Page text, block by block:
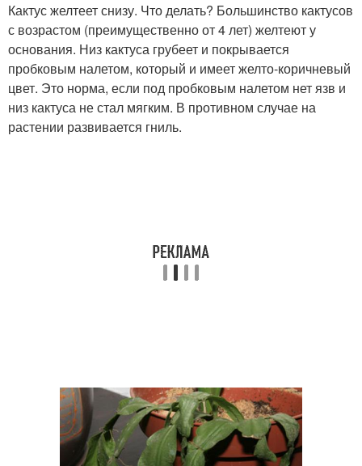
Кактус желтеет снизу. Что делать? Большинство кактусов
с возрастом (преимущественно от 4 лет) желтеют у
основания. Низ кактуса грубеет и покрывается
пробковым налетом, который и имеет желто-коричневый
цвет. Это норма, если под пробковым налетом нет язв и
низ кактуса не стал мягким. В противном случае на
растении развивается гниль.